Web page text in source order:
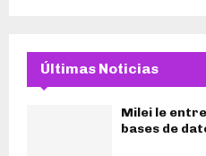
Últimas Noticias
Milei le
bases de